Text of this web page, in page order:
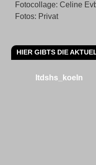
Fotocollage: Celine
Fotos: Privat
HIER GIBTS DIE
ltdshs_koeln